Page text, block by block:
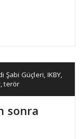
Şabi Güçleri, IKBY,
,terör
sonra